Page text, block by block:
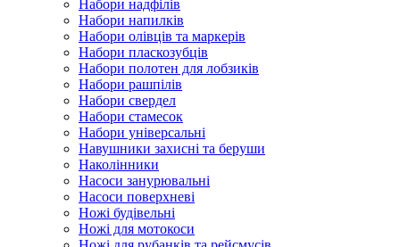
Набори надфілів
Набори напилків
Набори олівців та маркерів
Набори пласкозубців
Набори полотен для лобзиків
Набори рашпілів
Набори свердел
Набори стамесок
Набори універсальні
Навушники захисні та беруши
Наколінники
Насоси занурювальні
Насоси поверхневі
Ножі будівельні
Ножі для мотокоси